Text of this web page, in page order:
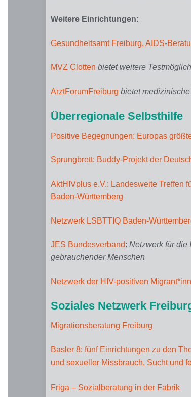
Weitere Einrichtungen:
Gesundheitsamt Freiburg, AIDS-
MVZ Clotten bietet weitere
ArztForumFreiburg bietet
Überregionale Selbsthilfe
Positive Begegnungen: Europas
Sprungbrett: Buddy-Projekt der
AktHIVplus e.V.: Landesweite Treffen
Baden-Württemberg
Netzwerk LSBTTIQ Baden-
JES Bundesverband: Netzwerk für die
gebrauchender Menschen
Netzwerk der HIV-positiven
Soziales Netzwerk
Migrationsberatung Freiburg
Basler 8: fünf Einrichtungen zu den
und sexueller Missbrauch, Sucht und
Friga – Sozialberatung in der Fabrik